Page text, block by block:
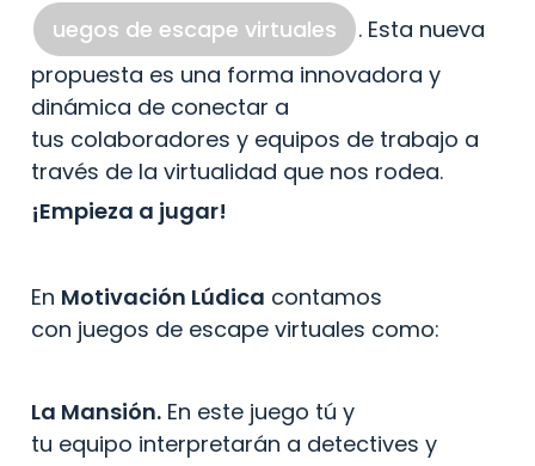
uegos de escape virtuales
. Esta nueva
propuesta es una forma innovadora y
dinámica de conectar a
tus colaboradores y equipos de trabajo a
través de la virtualidad que nos rodea.
¡Empieza a jugar!
En Motivación Lúdica contamos
con juegos de escape virtuales como:
La Mansión. En este juego tú y
tu equipo interpretarán a detectives y